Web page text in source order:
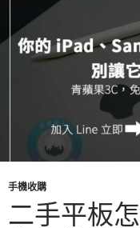
手機收購
二手平板